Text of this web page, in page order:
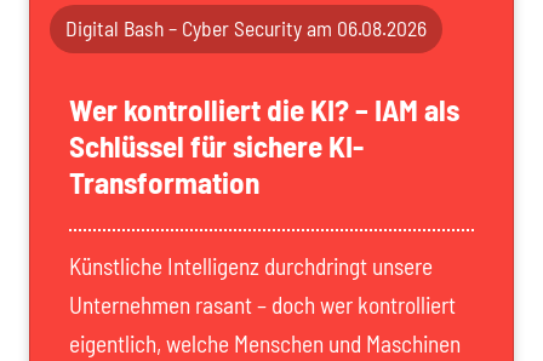
Digital Bash – Cyber Security am 06.08.2026
Wer kontrolliert die KI? – IAM als
Schlüssel für sichere KI-
Transformation
Künstliche Intelligenz durchdringt unsere
Unternehmen rasant – doch wer kontrolliert
eigentlich, welche Menschen und Maschinen